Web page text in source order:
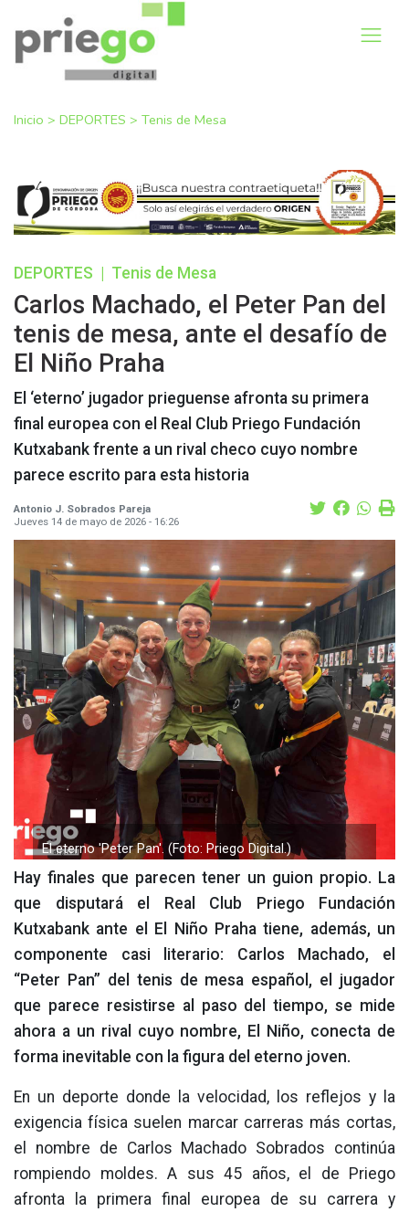
Inicio > DEPORTES > Tenis de Mesa
DEPORTES Tenis de Mesa
Carlos Machado, el Peter Pan del
tenis de mesa, ante el desafío de
El Niño Praha
El ‘eterno’ jugador prieguense afronta su primera
final europea con el Real Club Priego Fundación
Kutxabank frente a un rival checo cuyo nombre
parece escrito para esta historia
Antonio J. Sobrados Pareja
Jueves 14 de mayo de 2026 - 16:26
El eterno 'Peter Pan'. (Foto: Priego Digital.)
Hay finales que parecen tener un guion propio. La
que disputará el Real Club Priego Fundación
Kutxabank ante el El Niño Praha tiene, además, un
componente casi literario: Carlos Machado, el
“Peter Pan” del tenis de mesa español, el jugador
que parece resistirse al paso del tiempo, se mide
ahora a un rival cuyo nombre, El Niño, conecta de
forma inevitable con la figura del eterno joven.
En un deporte donde la velocidad, los reflejos y la
exigencia física suelen marcar carreras más cortas,
el nombre de Carlos Machado Sobrados continúa
rompiendo moldes. A sus 45 años, el de Priego
afronta la primera final europea de su carrera y